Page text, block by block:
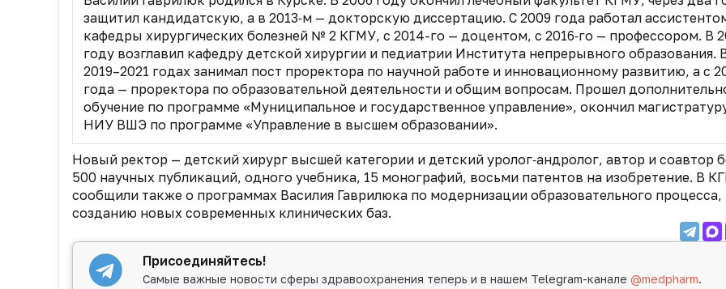
защитил кандидатскую, а в 2013‑м — докторскую диссертацию. С 2009 года работал
кафедры хирургических болезней № 2 КГМУ, с 2014-го — доцентом, с 2016‑го — профессором. В
году возглавил кафедру детской хирургии и педиатрии Института непрерывного образования.
2019–2021 годах занимал пост проректора по научной работе и инновационному развитию, а с
года — проректора по образовательной деятельности и общим вопросам. Прошел
обучение по программе «Муниципальное и государственное управление», окончил
НИУ ВШЭ по программе «Управление в высшем образовании».
Новый ректор — детский хирург высшей категории и детский уролог‑андролог, автор и соавтор
500 научных публикаций, одного учебника, 15 монографий, восьми патентов на изобретение. В
сообщили также о программах Василия Гаврилюка по модернизации образовательного процесса,
созданию новых современных клинических баз.
Присоединяйтесь!
Самые важные новости сферы здравоохранения теперь и в нашем Telegram-канале@medpharm.